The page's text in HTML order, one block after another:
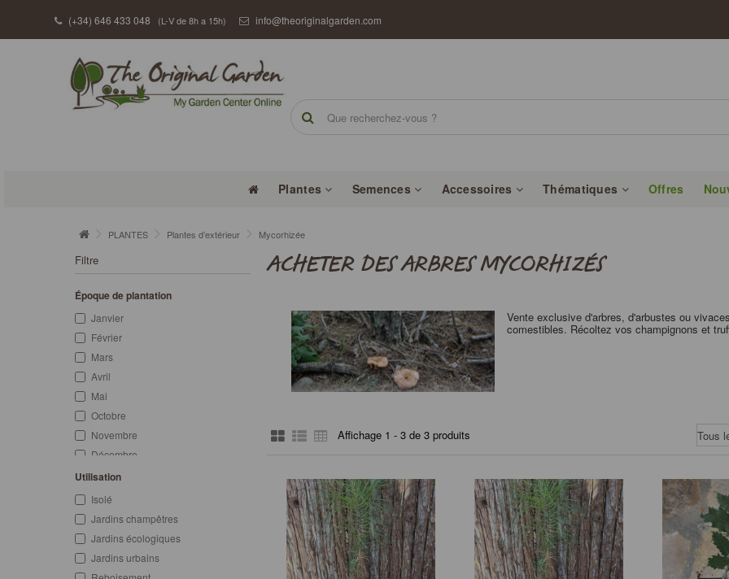
(+34) 646 433 048 (L-V de 8h a 15h) info@theoriginalgarden.com
Plantes Semences Accessoires Thématiques Offres
PLANTES Plantes d’extérieur Mycorhizée
Filtre
Époque de plantation
Janvier
Février
Mars
Avril
Mai
Octobre
Novembre
Décembre
Printemps
Automne
Hiver
Utilisation
Isolé
Jardins champêtres
Jardins écologiques
Jardins urbains
ACHETER DES ARBRES MYCORHIZÉS
Vente exclusive d'arbres, d'arbustes ou
comestibles. Récoltez vos champignons et
Affichage 1 - 3 de 3 produits